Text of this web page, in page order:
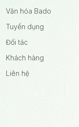
Văn hóa Bado
Tuyển dụng
Đối tác
Khách hàng
Liên hệ